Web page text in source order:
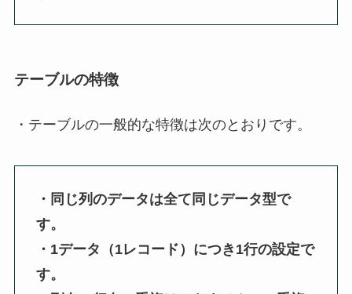
テーブルの特徴
・テーブルの一般的な特徴は次のとおりです。
・同じ列のデータは全て同じデータ型で
す。
・1データ（1レコード）につき1行の設定で
す。